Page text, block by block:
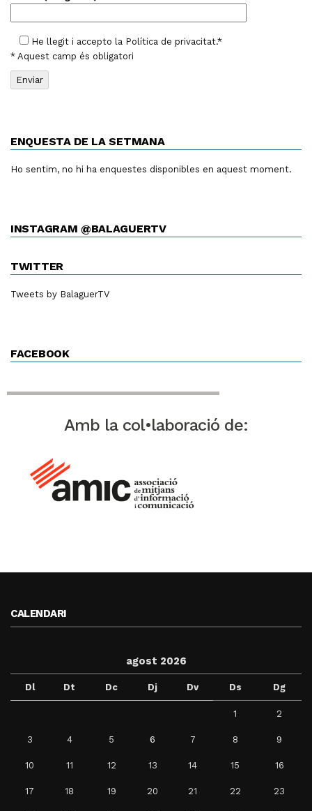
He llegit i accepto la Política de privacitat.*
* Aquest camp és obligatori
ENQUESTA DE LA SETMANA
Ho sentim, no hi ha enquestes disponibles en aquest moment.
INSTAGRAM @BALAGUERTV
TWITTER
Tweets by BalaguerTV
FACEBOOK
Amb la col•laboració de:
CALENDARI
agost 2026
Dl Dt Dc Dj Dv Ds Dg
1 2
3 4 5 6 7 8 9
10 11 12 13 14 15 16
17 18 19 20 21 22 23